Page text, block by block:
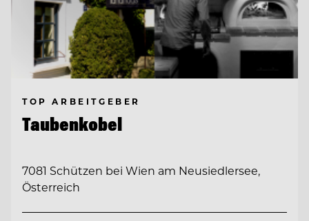
TOP ARBEITGEBER
Taubenkobel
7081 Schützen bei Wien am Neusiedlersee,
Österreich